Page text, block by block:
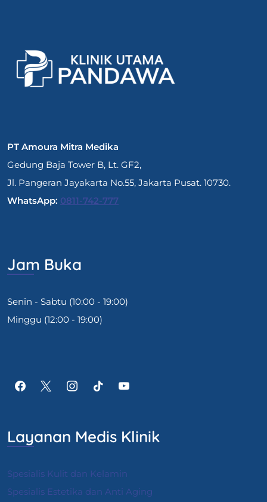
PT Amoura Mitra Medika
Gedung Baja Tower B, Lt. GF2,
Jl. Pangeran Jayakarta No.55, Jakarta Pusat. 10730.
WhatsApp: 0811-742-777
Jam Buka
Senin - Sabtu (10:00 - 19:00)
Minggu (12:00 - 19:00)
Layanan Medis Klinik
Spesialis Kulit dan Kelamin
Spesialis Estetika dan Anti Aging